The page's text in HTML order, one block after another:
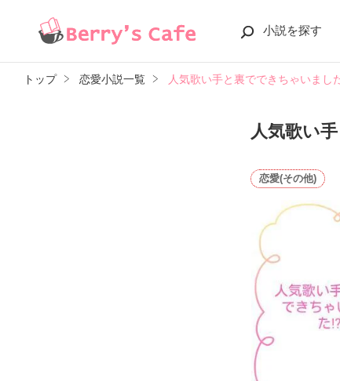
小説を探す
トップ 恋愛小説一覧 人気歌い手と裏でできちゃいまし
人気歌い
恋愛(その他)